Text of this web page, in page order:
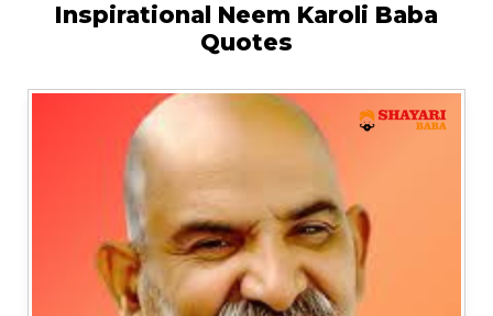
Inspirational Neem Karoli Baba
Quotes